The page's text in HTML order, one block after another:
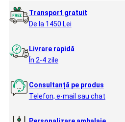
Transport gratuit
De la 1450 Lei
Livrare rapidă
În 2-4 zile
Consultanță pe produs
Telefon, e-mail sau chat